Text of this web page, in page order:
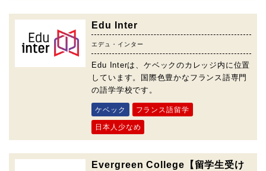
Edu Inter
エデュ・インター
Edu Interは、ケベックのカレッジ内に位置
しています。国際色豊かなフランス語専門
の語学学校です。
ケベック フランス語留学
日本人少なめ
Evergreen College【留学生受け